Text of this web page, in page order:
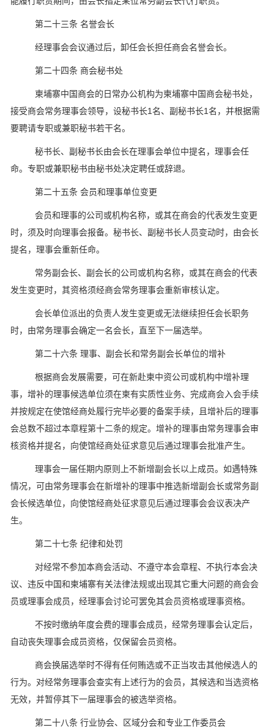
第二十三条 名誉会长
经理事会会议通过后，卸任会长担任商会名誉会长。
第二十四条 商会秘书处
柬埔寨中国商会的日常办公机构为柬埔寨中国商会秘书处，
接受商会常务理事会领导，设秘书长1名、副秘书长1名，并根据需
要聘请专职或兼职秘书若干名。
秘书长、副秘书长由会长在理事会单位中提名，理事会任
命。专职或兼职秘书由秘书处决定聘任或辞退。
第二十五条 会员和理事单位变更
会员和理事的公司或机构名称，或其在商会的代表发生变更
时，须及时向理事会报备。秘书长、副秘书长人员变动时，由会长
提名，理事会重新任命。
常务副会长、副会长的公司或机构名称，或其在商会的代表
发生变更时，其资格须经商会常务理事会重新审核认定。
会长单位派出的负责人发生变更或无法继续担任会长职务
时，由常务理事会确定一名会长，直至下一届选举。
第二十六条 理事、副会长和常务副会长单位的增补
根据商会发展需要，可在新赴柬中资公司或机构中增补理
事，增补的理事候选单位须在柬有实质性业务、完成商会入会手续
并按规定在使馆经商处履行完毕必要的备案手续，且增补后的理事
会总数不超过本章程第十二条的规定。增补的理事由常务理事会审
核资格并提名，向使馆经商处征求意见后通过理事会批准产生。
理事会一届任期内原则上不新增副会长以上成员。如遇特殊
情况，可由常务理事会在新增补的理事中推选新增副会长或常务副
会长候选单位，向使馆经商处征求意见后通过理事会会议表决产
生。
第二十七条 纪律和处罚
对经常不参加本商会活动、不遵守本会章程、不执行本会决
议、违反中国和柬埔寨有关法律法规或出现其它重大问题的商会会
员或理事会成员，经理事会讨论可罢免其会员资格或理事资格。
不按时缴纳年度会费的理事会成员，经常务理事会认定后，
自动丧失理事会成员资格，仅保留会员资格。
商会换届选举时不得有任何贿选或不正当攻击其他候选人的
行为。对经常务理事会查实有上述行为的会员，其候选和当选资格
无效，并暂停其下一届理事会的被选举资格。
第二十八条 行业协会、区域分会和专业工作委员会